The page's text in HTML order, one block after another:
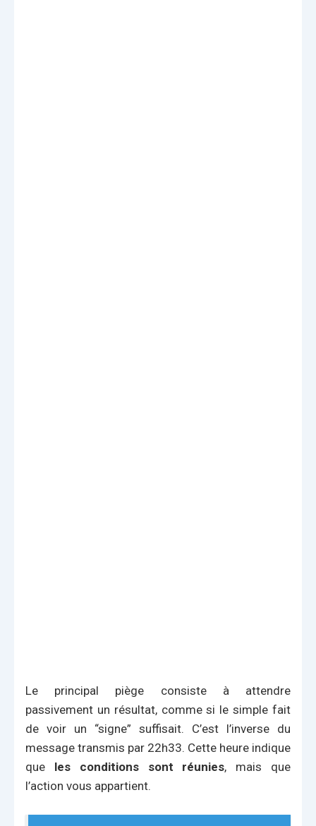
Le principal piège consiste à attendre
passivement un résultat, comme si le simple fait
de voir un “signe” suffisait. C’est l’inverse du
message transmis par 22h33. Cette heure indique
que les conditions sont réunies, mais que
l’action vous appartient.